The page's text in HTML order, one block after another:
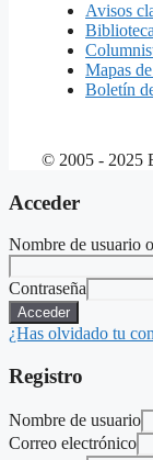
Avisos
Mapas
Boletín
© 2005 - 2025
Acceder
Nombre de usuario
Contraseña
Acceder
¿Has olvidado tu
Registro
Nombre de usuario
Correo electrónico